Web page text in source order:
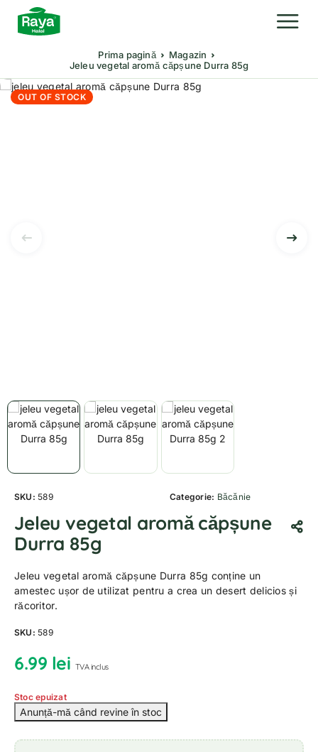
Prima pagină
Magazin
Jeleu vegetal aromă căpșune Durra 85g
OUT OF STOCK
SKU: 589 Categorie: Băcănie
Jeleu vegetal aromă căpșune
Durra 85g
Jeleu vegetal aromă căpșune Durra 85g conține un
amestec ușor de utilizat pentru a crea un desert delicios și
răcoritor.
SKU: 589
6.99 lei TVA inclus
Stoc epuizat